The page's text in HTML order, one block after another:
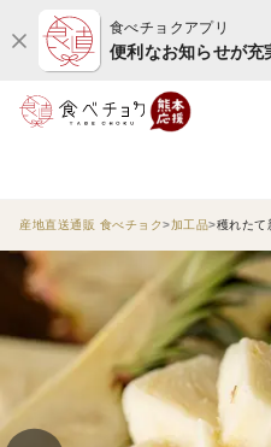
食べチョクアプリ
便利なお知らせが充
産地直送通販 食べチョク 加工品 穫れたて